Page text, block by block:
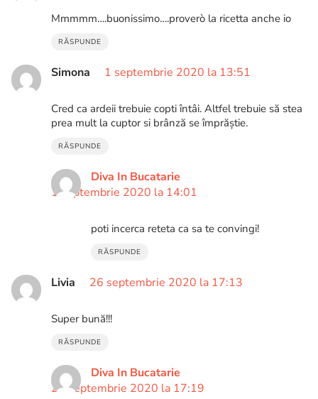
Mmmmm….buonissimo….proverò la ricetta anche io
RĂSPUNDE
Simona 1 septembrie 2020 la 13:51
Cred ca ardeii trebuie copti întâi. Altfel trebuie să stea
prea mult la cuptor si brânză se împrăștie.
RĂSPUNDE
Diva In Bucatarie
1 septembrie 2020 la 14:01
poti incerca reteta ca sa te convingi!
RĂSPUNDE
Livia 26 septembrie 2020 la 17:13
Super bună!!!
RĂSPUNDE
Diva In Bucatarie
26 septembrie 2020 la 17:19